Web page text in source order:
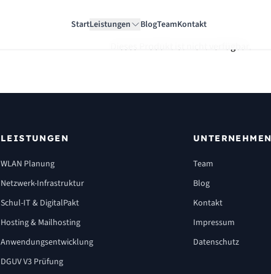
StartLeistungen BlogTeamKontakt
Dieses Produkt ist nicht verfügbar.
LEISTUNGEN
WLAN Planung
Netzwerk-Infrastruktur
Schul-IT & DigitalPakt
Hosting & Mailhosting
Anwendungsentwicklung
DGUV V3 Prüfung
UNTERNEHMEN
Team
Blog
Kontakt
Impressum
Datenschutz